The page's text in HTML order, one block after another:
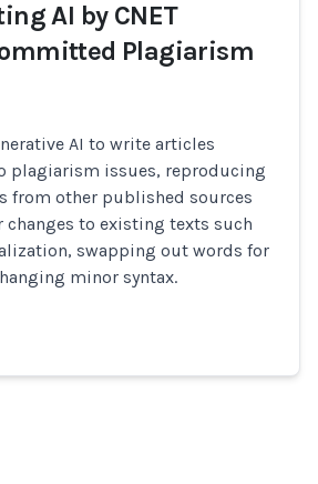
AI by CNET
Plagiarism
AI to write articles
plagiarism issues, reproducing
from other published sources
to existing texts such
swapping out words for
minor syntax.